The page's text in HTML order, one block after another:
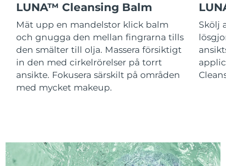
LUNA™ Cleansing Balm
Mät upp en mandelstor klick balm
och gnugga den mellan fingrarna tills
den smälter till olja. Massera försiktigt
in den med cirkelrörelser på torrt
ansikte. Fokusera särskilt på områden
med mycket makeup.
Skölj